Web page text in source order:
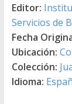
Editor:
Servicios de
Fecha
Ubicación:
Colección:
Idioma: